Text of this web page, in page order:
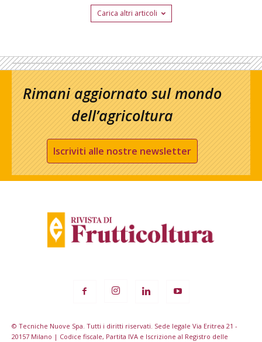
Carica altri articoli
Rimani aggiornato sul mondo
dell’agricoltura
Iscriviti alle nostre newsletter
© Tecniche Nuove Spa. Tutti i diritti riservati. Sede legale Via Eritrea 21 -
20157 Milano | Codice fiscale, Partita IVA e Iscrizione al Registro delle